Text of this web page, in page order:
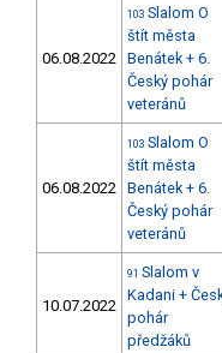
06.08.2022
103 Slalom O
štít města
Benátek + 6.
Český pohár
veteránů
06.08.2022
103 Slalom O
štít města
Benátek + 6.
Český pohár
veteránů
10.07.2022
91 Slalom v
Kadani +
pohár
předžáků